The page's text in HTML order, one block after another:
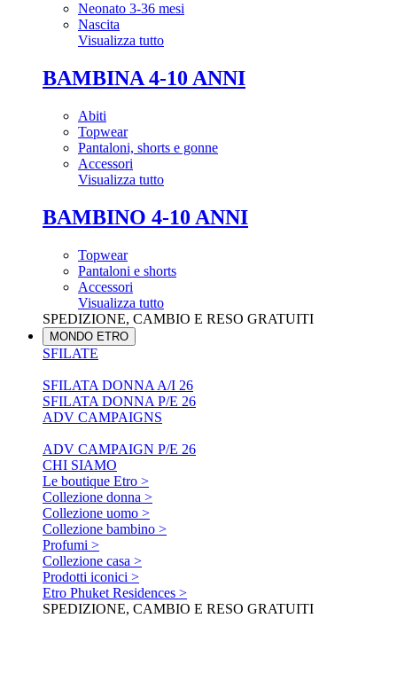
Neonato 3-36 mesi
Nascita
Visualizza tutto
BAMBINA 4-10 ANNI
Abiti
Topwear
Pantaloni, shorts e gonne
Accessori
Visualizza tutto
BAMBINO 4-10 ANNI
Topwear
Pantaloni e shorts
Accessori
Visualizza tutto
SPEDIZIONE, CAMBIO E RESO GRATUITI
MONDO ETRO
SFILATE
SFILATA DONNA A/I 26
SFILATA DONNA P/E 26
ADV CAMPAIGNS
ADV CAMPAIGN P/E 26
CHI SIAMO
Le boutique Etro >
Collezione donna >
Collezione uomo >
Collezione bambino >
Profumi >
Collezione casa >
Prodotti iconici >
Etro Phuket Residences >
SPEDIZIONE, CAMBIO E RESO GRATUITI